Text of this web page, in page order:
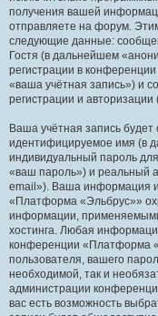
получения вашей
отправляете на форум.
следующие данные:
Гостя (в дальнейшем
регистрации в
«ваша учётная запись») и
регистрации и
Ваша учётная запись
идентифицируемое имя (в
индивидуальный пароль
«ваш пароль») и реальный
email»). Ваша информация
«Платформа «Эльбрус»»
информации,
хостинга. Любая
конференции «Платформа
пользователя, вашего
необходимой, так и
администрации
вас есть возможность